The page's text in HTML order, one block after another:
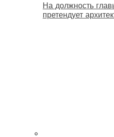
На должность
претендует